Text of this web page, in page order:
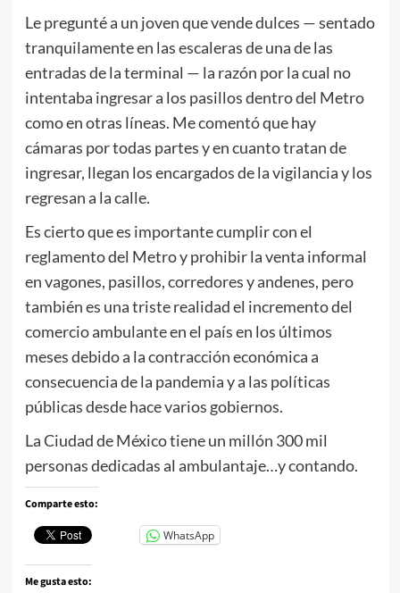
Le pregunté a un joven que vende dulces — sentado
tranquilamente en las escaleras de una de las
entradas de la terminal — la razón por la cual no
intentaba ingresar a los pasillos dentro del Metro
como en otras líneas. Me comentó que hay
cámaras por todas partes y en cuanto tratan de
ingresar, llegan los encargados de la vigilancia y los
regresan a la calle.
Es cierto que es importante cumplir con el
reglamento del Metro y prohibir la venta informal
en vagones, pasillos, corredores y andenes, pero
también es una triste realidad el incremento del
comercio ambulante en el país en los últimos
meses debido a la contracción económica a
consecuencia de la pandemia y a las políticas
públicas desde hace varios gobiernos.
La Ciudad de México tiene un millón 300 mil
personas dedicadas al ambulantaje…y contando.
Comparte esto:
WhatsApp
Me gusta esto: